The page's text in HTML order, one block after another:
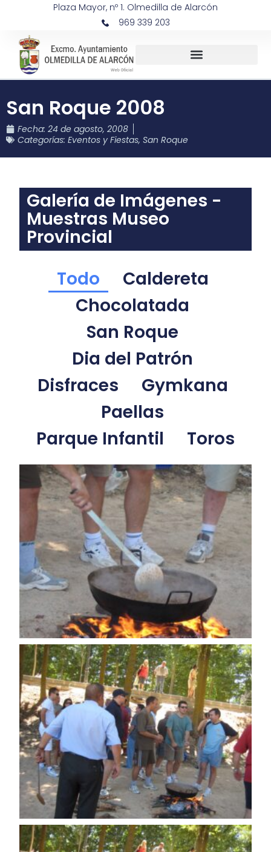
Plaza Mayor, nº 1. Olmedilla de Alarcón
969 339 203
San Roque 2008
Fecha: 24 de agosto, 2008
Categorías: Eventos y Fiestas, San Roque
Galería de Imágenes -
Muestras Museo
Provincial
Todo
Caldereta
Chocolatada
San Roque
Dia del Patrón
Disfraces
Gymkana
Paellas
Parque Infantil
Toros